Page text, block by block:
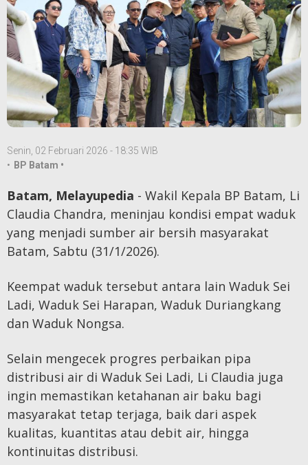
Senin, 02 Februari 2026 - 18:35 WIB
• BP Batam •
Batam, Melayupedia - Wakil Kepala BP Batam, Li
Claudia Chandra, meninjau kondisi empat waduk
yang menjadi sumber air bersih masyarakat
Batam, Sabtu (31/1/2026).
Keempat waduk tersebut antara lain Waduk Sei
Ladi, Waduk Sei Harapan, Waduk Duriangkang
dan Waduk Nongsa.
Selain mengecek progres perbaikan pipa
distribusi air di Waduk Sei Ladi, Li Claudia juga
ingin memastikan ketahanan air baku bagi
masyarakat tetap terjaga, baik dari aspek
kualitas, kuantitas atau debit air, hingga
kontinuitas distribusi.